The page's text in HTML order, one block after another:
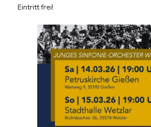
Eintritt frei!